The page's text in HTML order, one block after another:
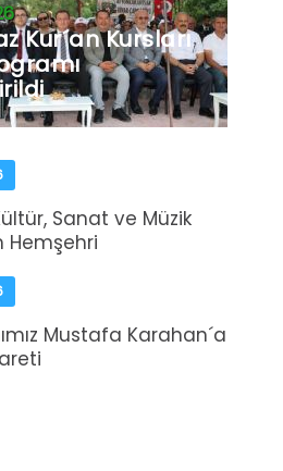
Kur´an Kursları
Sanat ve Müzik
Hemşehri
Mustafa Karahan´a